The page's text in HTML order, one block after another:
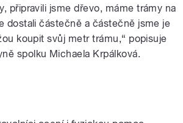
připravili jsme dřevo, máme trámy na
dostali částečně a částečně jsme je
koupit svůj metr trámu,“ popisuje
spolku Michaela Krpálková.